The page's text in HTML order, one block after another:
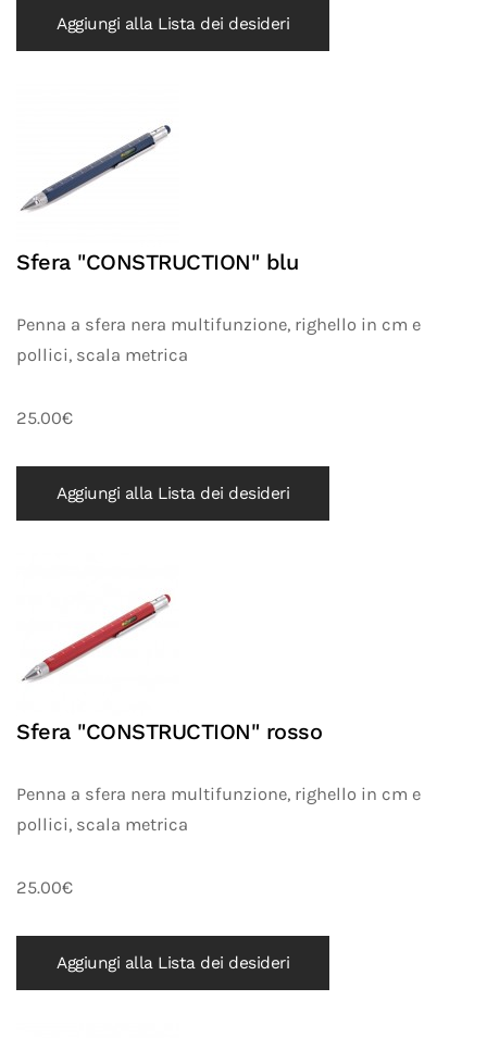
Aggiungi alla Lista dei desideri
Sfera "CONSTRUCTION" blu
Penna a sfera nera multifunzione, righello in cm e
pollici, scala metrica
25.00€
Aggiungi alla Lista dei desideri
Sfera "CONSTRUCTION" rosso
Penna a sfera nera multifunzione, righello in cm e
pollici, scala metrica
25.00€
Aggiungi alla Lista dei desideri